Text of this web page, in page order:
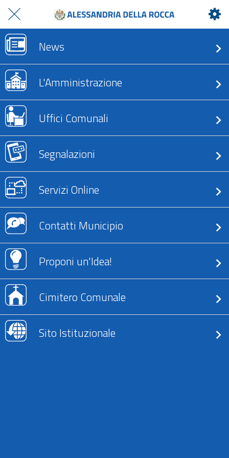
News
L'Amministrazione
Uffici Comunali
Segnalazioni
Servizi Online
Contatti Municipio
Proponi un'Idea!
Cimitero Comunale
Sito Istituzionale